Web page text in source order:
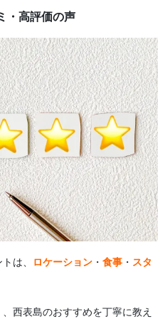
・高評価の声
は、 ロケーション ・ 食事 ・ スタ
西表島のおすすめを丁寧に教え